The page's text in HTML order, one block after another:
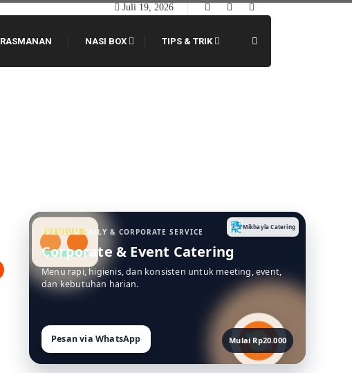
Juli 19, 2026
NASI BOX TIPS & TRIK
Cepat Bosan
Mikhayla Catering
PREMIUM DAILY & CORPORATE SERVICE
Corporate & Event Catering
Menu rapi, higienis, dan konsisten untuk meeting, event,
dan kebutuhan harian.
Pesan via WhatsApp Mulai Rp20.000